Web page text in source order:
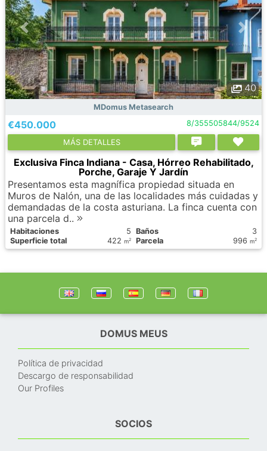
40
MDomus Metasearch
€450.000 8/355505844/9524
МÁS DETALLES
Exclusiva Finca Indiana - Casa, Hórreo Rehabilitado,
Porche, Garaje Y Jardín
Presentamos esta magnífica propiedad situada en
Muros de Nalón, una de las localidades más cuidadas y
demandadas de la costa asturiana. La finca cuenta con
una parcela d..
Habitaciones 5 Baños
3
Superficie total
422 m2 Parcela 996 m2
DOMUS MEUS
Política de privacidad
Descargo de responsabilidad
Our Profiles
SOCIOS